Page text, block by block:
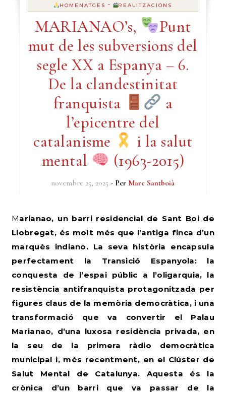
HOMENATGES - REALITZACIONS
MARIANAO’s,
Punt
mut de les subversions del
segle XX a Espanya – 6.
De la clandestinitat
franquista
a
l’epicentre del
catalanisme
i la salut
mental
(1963-2015)
novembre 25, 2025 - Per Marc Santboià
Marianao, un barri residencial de Sant Boi de
Llobregat, és molt més que l’antiga finca d’un
marquès indiano. La seva història encapsula
perfectament la Transició Espanyola: la
conquesta de l’espai públic a l’oligarquia, la
resistència antifranquista protagonitzada per
figures claus de la memòria democràtica, i una
transformació que va convertir el Palau
Marianao, d’una luxosa residència privada, en
la seu de la primera ràdio democràtica
municipal i, més recentment, en el Clúster de
Salut Mental de Catalunya. Aquesta és la
crònica d’un barri que va passar de la